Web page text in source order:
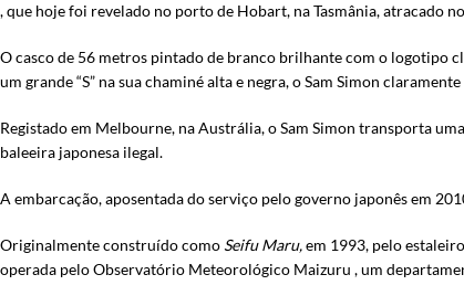
, que hoje foi revelado no porto de Hobart, na Tasmânia, atracado
O casco de 56 metros pintado de branco brilhante com o logotipo
um grande “S” na sua chaminé alta e negra, o Sam Simon
Registado em Melbourne, na Austrália, o Sam Simon transporta
baleeira japonesa ilegal.
A embarcação, aposentada do serviço pelo governo japonês em
Originalmente construído como Seifu Maru,em 1993, pelo
operada pelo Observatório Meteorológico Maizuru , um